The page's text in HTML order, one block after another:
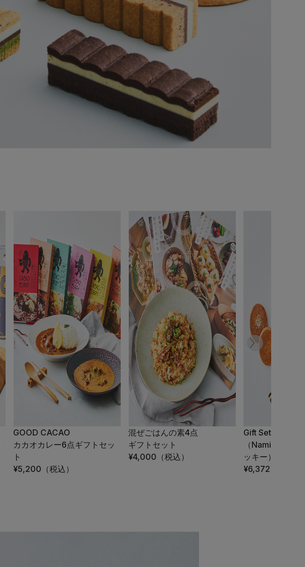
GOOD CACAO
カカオカレー6点ギフトセッ
ト
¥5,200 （税込）
混ぜごはんの素4点
ギフトセット
¥4,000 （税込）
Gift Set C
（Nami-Nami
ッキー）
¥6,372